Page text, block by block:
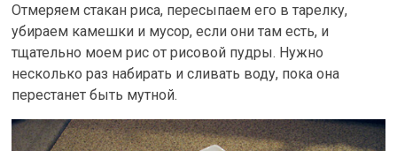
Отмеряем стакан риса, пересыпаем его в тарелку,
убираем камешки и мусор, если они там есть, и
тщательно моем рис от рисовой пудры. Нужно
несколько раз набирать и сливать воду, пока она
перестанет быть мутной.